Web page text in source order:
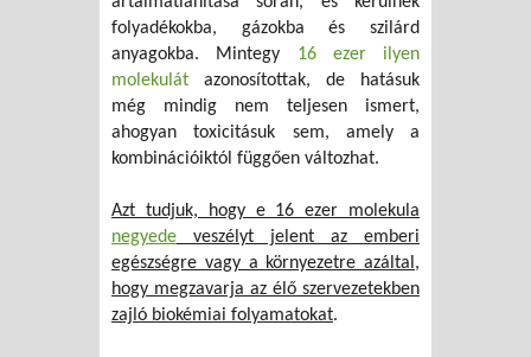
folyadékokba, gázokba és szilárd
anyagokba. Mintegy 16 ezer ilyen
molekulát azonosítottak, de hatásuk
még mindig nem teljesen ismert,
ahogyan toxicitásuk sem, amely a
kombinációiktól függően változhat.
Azt tudjuk, hogy e 16 ezer molekula
negyede veszélyt jelent az emberi
egészségre vagy a környezetre azáltal,
hogy megzavarja az élő szervezetekben
zajló biokémiai folyamatokat.